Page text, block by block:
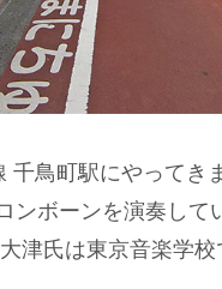
千鳥町駅にやってき
ンボーンを演奏して
津氏は東京音楽学校